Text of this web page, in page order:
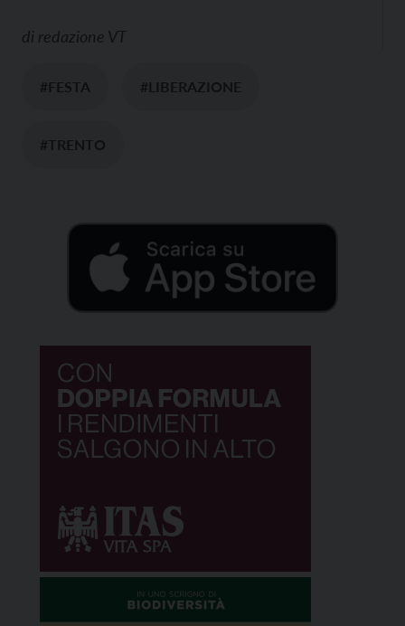
di redazione VT
#FESTA #LIBERAZIONE
#TRENTO